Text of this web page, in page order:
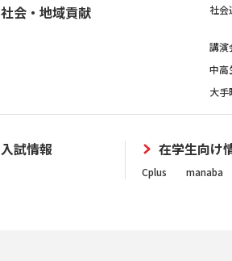
社会・地域貢献 社会
講演
中高
大手
入試情報 在学生向け
Cplus manaba